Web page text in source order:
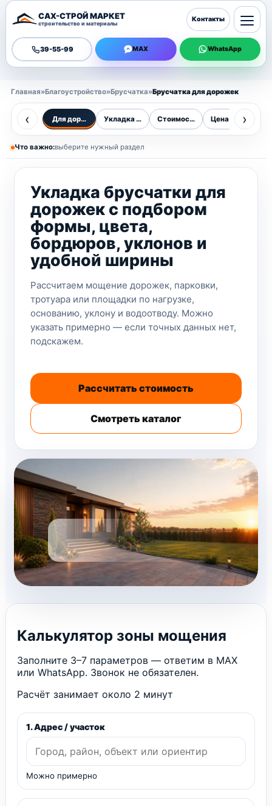
САХ-СТРОЙ МАРКЕТ
строительство и материалы
39-55-99 MAX WhatsApp
Контакты
Главная»Благоустройство»Брусчатка»Брусчатка для дорожек
‹ Для дорожек Укладка брусчаткиСтоимость укладкиЦена за м²
›
Что важно:выберите нужный раздел
Укладка брусчатки для
дорожек с подбором
формы, цвета,
бордюров, уклонов и
удобной ширины
Рассчитаем мощение дорожек, парковки,
тротуара или площадки по нагрузке,
основанию, уклону и водоотводу. Можно
указать примерно — если точных данных нет,
подскажем.
Рассчитать стоимость
Смотреть каталог
Калькулятор зоны мощения
Заполните 3–7 параметров — ответим в MAX
или WhatsApp. Звонок не обязателен.
Расчёт занимает около 2 минут
1. Адрес / участок
Можно примерно